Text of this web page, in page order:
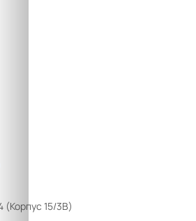
(Корпус 15/3В)